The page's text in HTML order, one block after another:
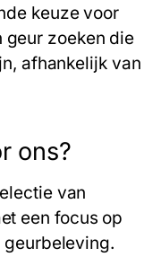
keuze voor
geur zoeken die
afhankelijk van
ons?
van
een focus op